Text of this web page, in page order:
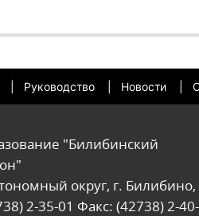
Руководство Новости
"Билибинский
округ, г. Билибино,
2-35-01 Факс: (42738) 2-